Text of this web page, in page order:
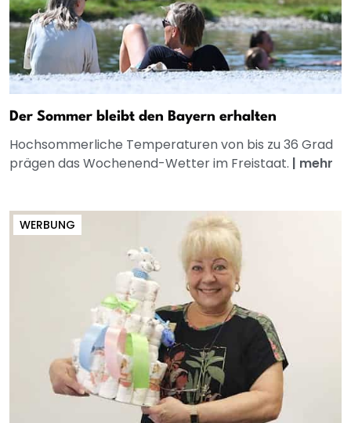
Der Sommer bleibt den Bayern erhalten
Hochsommerliche Temperaturen von bis zu 36 Grad
prägen das Wochenend-Wetter im Freistaat. | mehr
WERBUNG